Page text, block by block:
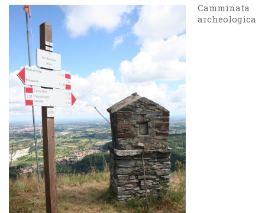
Camminata
archeologica